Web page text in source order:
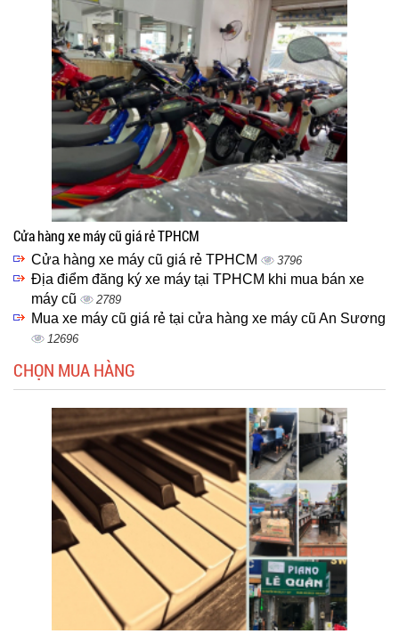
Cửa hàng xe máy cũ giá rẻ TPHCM
Cửa hàng xe máy cũ giá rẻ TPHCM 3796
Địa điểm đăng ký xe máy tại TPHCM khi mua bán xe
máy cũ
2789
Mua xe máy cũ giá rẻ tại cửa hàng xe máy cũ An Sương
12696
CHỌN MUA HÀNG